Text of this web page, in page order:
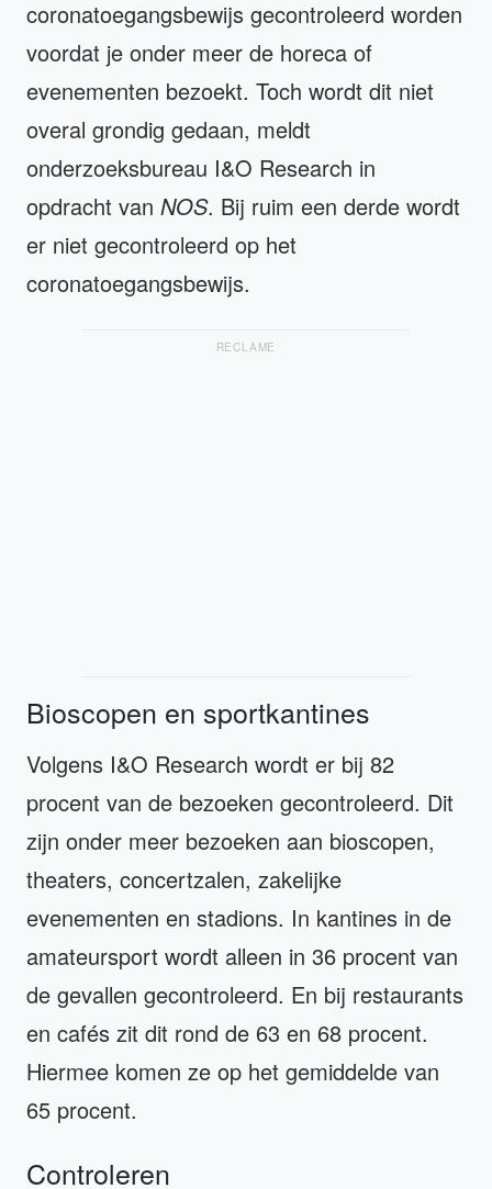
coronatoegangsbewijs gecontroleerd worden
voordat je onder meer de horeca of
evenementen bezoekt. Toch wordt dit niet
overal grondig gedaan, meldt
onderzoeksbureau I&O Research in
opdracht van NOS. Bij ruim een derde wordt
er niet gecontroleerd op het
coronatoegangsbewijs.
RECLAME
Bioscopen en sportkantines
Volgens I&O Research wordt er bij 82
procent van de bezoeken gecontroleerd. Dit
zijn onder meer bezoeken aan bioscopen,
theaters, concertzalen, zakelijke
evenementen en stadions. In kantines in de
amateursport wordt alleen in 36 procent van
de gevallen gecontroleerd. En bij restaurants
en cafés zit dit rond de 63 en 68 procent.
Hiermee komen ze op het gemiddelde van
65 procent.
Controleren